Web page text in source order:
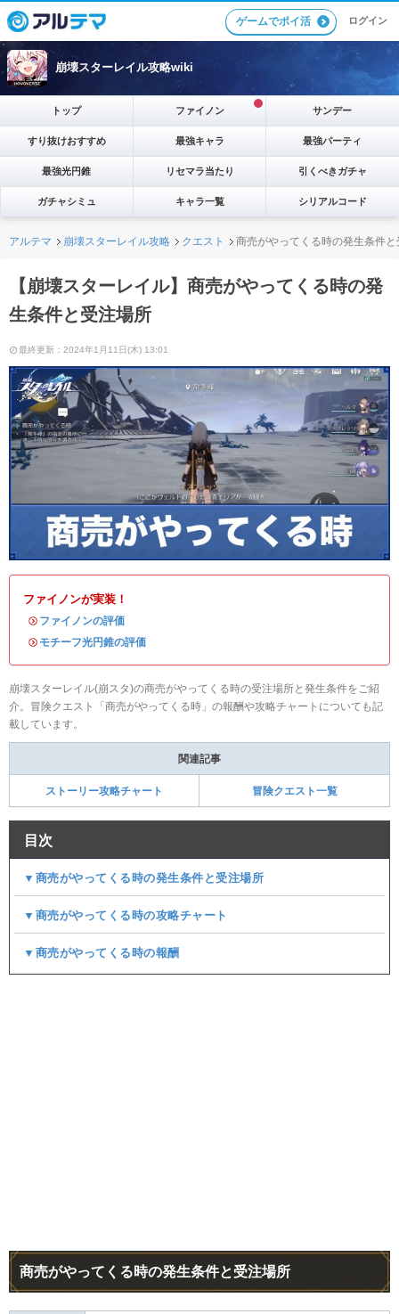
ゲームでポイ活 ログイン
崩壊スターレイル攻略wiki
トップ ファイノン サンデー
すり抜けおすすめ 最強キャラ 最強パーティ
最強光円錐 リセマラ当たり 引くべきガチャ
ガチャシミュ キャラ一覧 シリアルコード
アルテマ 崩壊スターレイル攻略 クエスト 商売がやってくる時の発生条件と
【崩壊スターレイル】商売がやってくる時の発
生条件と受注場所
最終更新：2024年1月11日(木) 13:01
ファイノンが実装！
・ ファイノンの評価
・ モチーフ光円錐の評価
崩壊スターレイル(崩スタ)の商売がやってくる時の受注場所と発生条件をご紹
介。冒険クエスト「商売がやってくる時」の報酬や攻略チャートについても記
載しています。
関連記事
ストーリー攻略チャート 冒険クエスト一覧
目次
▼商売がやってくる時の発生条件と受注場所
▼商売がやってくる時の攻略チャート
▼商売がやってくる時の報酬
商売がやってくる時の発生条件と受注場所